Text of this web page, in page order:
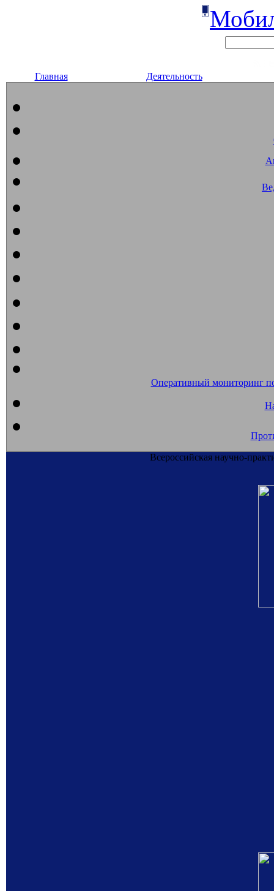
Главная Деятельность
Оперативный мониторинг
Всероссийская научно-